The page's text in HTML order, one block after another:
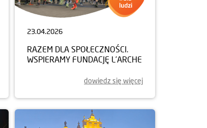
23.04.2026
RAZEM DLA SPOŁECZNOŚCI.
WSPIERAMY FUNDACJĘ L’ARCHE
dowiedz się więcej